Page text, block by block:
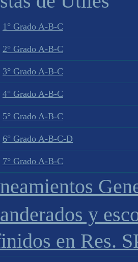
1° Grado A-B-C
2° Grado A-B-C
3° Grado A-B-C
4° Grado A-B-C
5° Grado A-B-C
6° Grado A-B-C-D
7° Grado A-B-C
y
en Res.